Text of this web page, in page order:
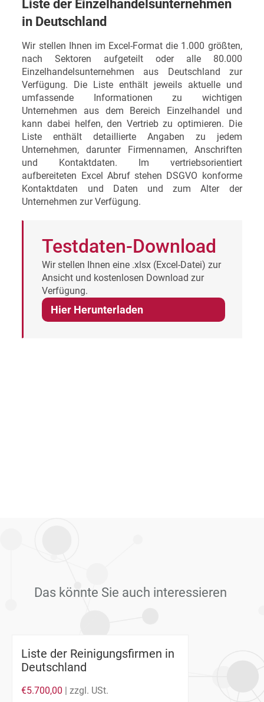
Liste der Einzelhandelsunternehmen
in Deutschland
Wir stellen Ihnen im Excel-Format die 1.000 größten,
nach Sektoren aufgeteilt oder alle 80.000
Einzelhandelsunternehmen aus Deutschland zur
Verfügung. Die Liste enthält jeweils aktuelle und
umfassende Informationen zu wichtigen
Unternehmen aus dem Bereich Einzelhandel und
kann dabei helfen, den Vertrieb zu optimieren. Die
Liste enthält detaillierte Angaben zu jedem
Unternehmen, darunter Firmennamen, Anschriften
und Kontaktdaten. Im vertriebsorientiert
aufbereiteten Excel Abruf stehen DSGVO konforme
Kontaktdaten und Daten und zum Alter der
Unternehmen zur Verfügung.
Testdaten-Download
Wir stellen Ihnen eine .xlsx (Excel-Datei) zur
Ansicht und kostenlosen Download zur
Verfügung.
Hier Herunterladen
Das könnte Sie auch interessieren
Liste der Reinigungsfirmen in
Deutschland
€5.700,00 | zzgl. USt.